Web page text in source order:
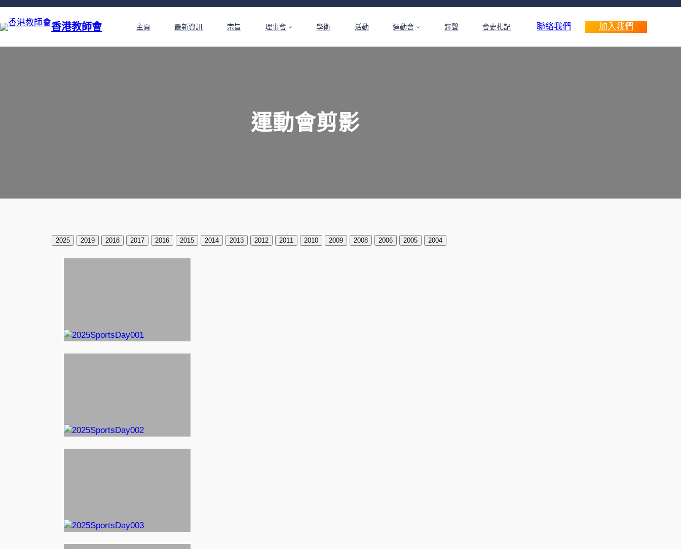
香港教師會 主頁 最新資訊 宗旨 理事會 學術 活動 運動會 鐸聲 會史札記 聯絡我們 加入我們
運動會剪影
2025 2019 2018 2017 2016 2015 2014 2013 2012 2011 2010 2009 2008 2006 2005 2004